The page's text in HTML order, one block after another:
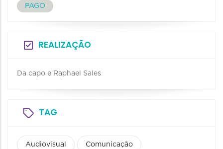
PAGO
REALIZAÇÃO
Da capo e Raphael Sales
TAG
Audiovisual Comunicação